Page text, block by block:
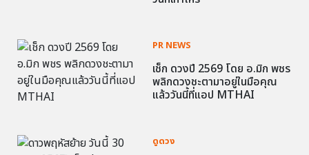
PR NEWS
เช็ก ดวงปี 2569 โดย อ.มิก พชร
พลิกดวงชะตามาอยู่ในมือคุณ
แล้ววันนี้ที่แอป MTHAI
ดูดวง